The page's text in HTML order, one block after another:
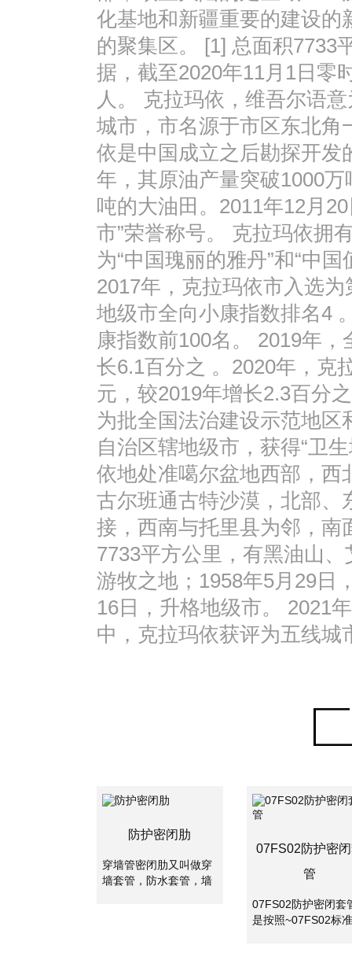
化基地和新疆重要的建设的
的聚集区。 [1] 总面积7733
据，截至2020年11月1日零
人。 克拉玛依，维吾尔语
城市，市名源于市区东北
依是中国成立之后勘探开发
年，其原油产量突破1000
吨的大油田。2011年12月
市”荣誉称号。 克拉玛依拥
为“中国瑰丽的雅丹”和“中
2017年，克拉玛依市入选
地级市全向小康指数排名4
康指数前100名。 2019年
长6.1百分之 。2020年，克
元，较2019年增长2.3百分
为批全国法治建设示范地
自治区辖地级市，获得“卫
依地处准噶尔盆地西部，西
古尔班通古特沙漠，北部、
接，西南与托里县为邻，南
7733平方公里，有黑油山
游牧之地；1958年5月29日
16日，升格地级市。 2021
中，克拉玛依获评为五线城
防护密闭肋
穿墙管密闭肋又叫做穿
墙套管，防水套管，墙
07FS02防护密
管
07FS02防护密闭套
是按照~07FS02标